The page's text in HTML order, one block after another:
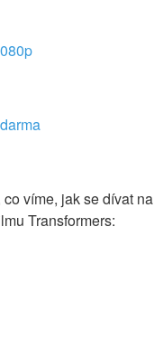
víme, jak se dívat na
Transformers: